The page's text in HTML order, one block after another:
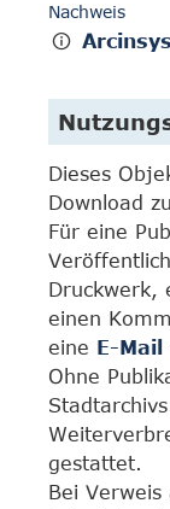
Nachweis
Arcinsys
Dieses
Download
Für eine
Druckwerk,
einen
eine E-Mail
Ohne
gestattet.
Bei